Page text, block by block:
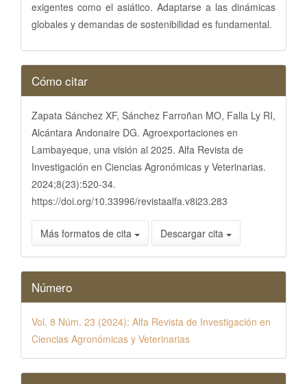
exigentes como el asiático. Adaptarse a las dinámicas
globales y demandas de sostenibilidad es fundamental.
Detalles
del
artículo
Cómo citar
Zapata Sánchez XF, Sánchez Farroñan MO, Falla Ly RI,
Alcántara Andonaire DG. Agroexportaciones en
Lambayeque, una visión al 2025. Alfa Revista de
Investigación en Ciencias Agronómicas y Veterinarias.
2024;8(23):520-34.
https://doi.org/10.33996/revistaalfa.v8i23.283
Más formatos de cita Descargar cita
Número
Vol. 8 Núm. 23 (2024): Alfa Revista de Investigación en
Ciencias Agronómicas y Veterinarias